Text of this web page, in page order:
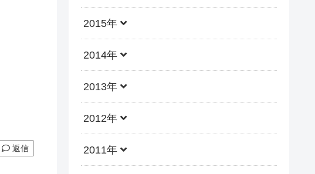
返信
2015年
2014年
2013年
2012年
2011年